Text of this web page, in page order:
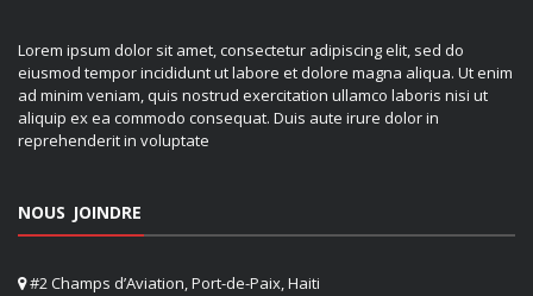
Lorem ipsum dolor sit amet, consectetur adipiscing elit, sed do
eiusmod tempor incididunt ut labore et dolore magna aliqua. Ut enim
ad minim veniam, quis nostrud exercitation ullamco laboris nisi ut
aliquip ex ea commodo consequat. Duis aute irure dolor in
reprehenderit in voluptate
NOUS JOINDRE
#2 Champs d’Aviation, Port-de-Paix, Haiti